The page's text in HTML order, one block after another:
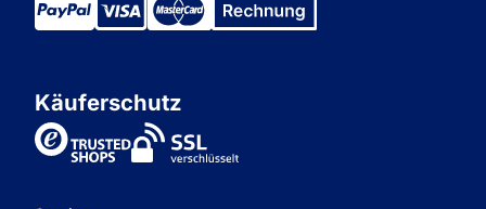
Käuferschutz
TrustedShops